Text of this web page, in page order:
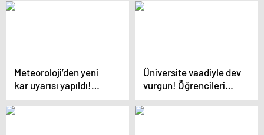
lira ceza kesildi
Meteoroloji’den yeni
kar uyarısı yapıldı!
İstanbul’a kar ne
zaman yağacak? İşte
Üniversite vaadiyle dev
vurgun! Öğrencileri
dolandıran çete için
240 yıl hapis talebi